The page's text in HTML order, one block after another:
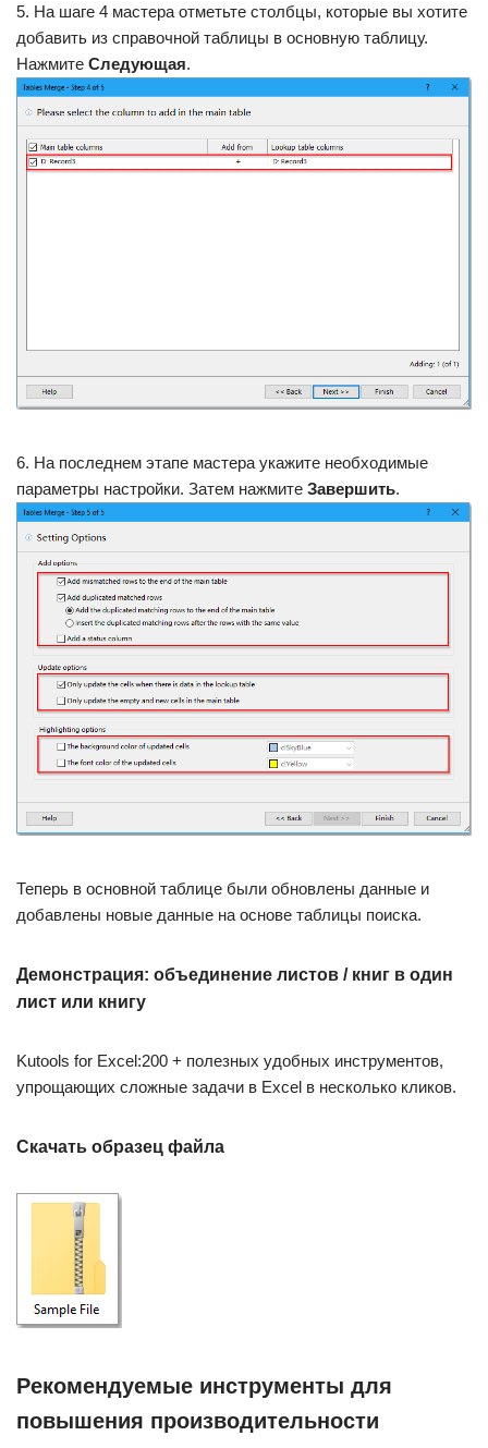
5. На шаге 4 мастера отметьте столбцы, которые вы хотите
добавить из справочной таблицы в основную таблицу.
Нажмите Следующая.
6. На последнем этапе мастера укажите необходимые
параметры настройки. Затем нажмите Завершить.
Теперь в основной таблице были обновлены данные и
добавлены новые данные на основе таблицы поиска.
Демонстрация: объединение листов / книг в один
лист или книгу
Kutools for Excel:200 + полезных удобных инструментов,
упрощающих сложные задачи в Excel в несколько кликов.
Скачать образец файла
Рекомендуемые инструменты для
повышения производительности